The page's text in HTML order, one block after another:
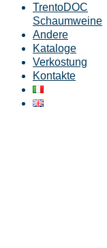
TrentoDOC
Schaumweine
Andere
Kataloge
Verkostung
Kontakte